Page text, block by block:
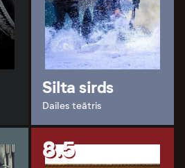
Silta sirds
Dailes teātris
8.5